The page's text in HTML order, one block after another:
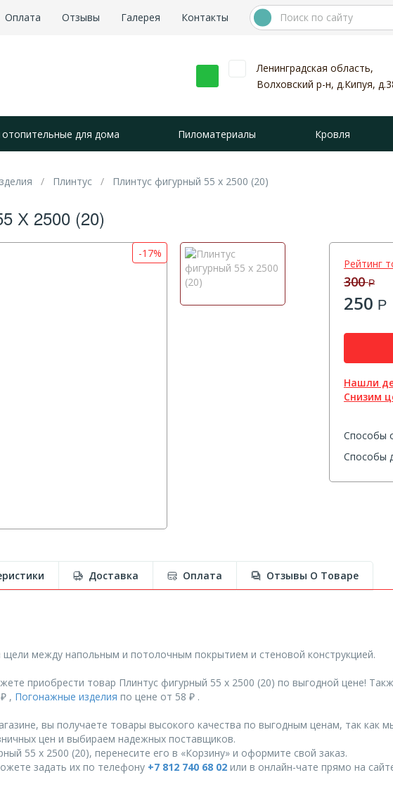
Оплата Отзывы Галерея Контакты
Ленинградская область,
Волховский р-н, д.Кипуя,
для дома Пиломатериалы Кровля
Плинтус Плинтус фигурный 55 х 2500 (20)
Х 2500 (20)
-17%
Рейтинг
300Р
250 Р
Нашли
Снизим
Способы
Способы
между напольным и потолочным покрытием и стеновой конструкцией.
приобрести товар Плинтус фигурный 55 х 2500 (20) по выгодной цене!
, Погонажные изделия по цене от 58 ₽ .
вы получаете товары высокого качества по выгодным ценам, так как
цен и выбираем надежных поставщиков.
55 х 2500 (20), перенесите его в «Корзину» и оформите свой заказ.
задать их по телефону +7 812 740 68 02 или в онлайн-чате прямо на
Доставка Оплата Отзывы О Товаре